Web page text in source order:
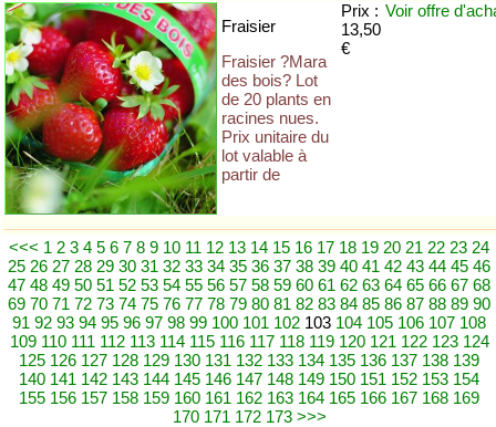
Fraisier
Fraisier ?Mara
des bois? Lot
de 20 plants en
racines nues.
Prix unitaire du
lot valable à
partir de
Prix :
13,50
€
Voir offre
<<< 1 2 3 4 5 6 7 8 9 10 11 12 13 14 15 16 17 18 19 20 21 22 23 24
25 26 27 28 29 30 31 32 33 34 35 36 37 38 39 40 41 42 43 44 45 46
47 48 49 50 51 52 53 54 55 56 57 58 59 60 61 62 63 64 65 66 67 68
69 70 71 72 73 74 75 76 77 78 79 80 81 82 83 84 85 86 87 88 89 90
91 92 93 94 95 96 97 98 99 100 101 102 103 104 105 106 107 108
109 110 111 112 113 114 115 116 117 118 119 120 121 122 123 124
125 126 127 128 129 130 131 132 133 134 135 136 137 138 139
140 141 142 143 144 145 146 147 148 149 150 151 152 153 154
155 156 157 158 159 160 161 162 163 164 165 166 167 168 169
170 171 172 173 >>>